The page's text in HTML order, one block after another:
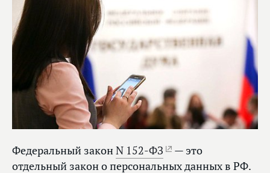
Федеральный законN 152-ФЗ
— это
отдельный закон о персональных данных в РФ.